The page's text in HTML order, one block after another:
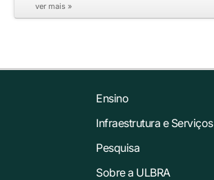
ver mais »
Ensino
Infraestrutura e Serviços
Pesquisa
Sobre a ULBRA